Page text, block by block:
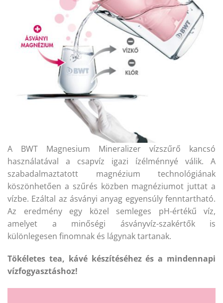
A BWT Magnesium Mineralizer vízszűrő kancsó
használatával a csapvíz igazi ízélménnyé válik. A
szabadalmaztatott magnézium technológiának
köszönhetően a szűrés közben magnéziumot juttat a
vízbe. Ezáltal az ásványi anyag egyensúly fenntartható.
Az eredmény egy közel semleges pH-értékű víz,
amelyet a minőségi ásványvíz-szakértők is
különlegesen finomnak és lágynak tartanak.
Tökéletes tea, kávé készítéséhez és a mindennapi
vízfogyasztáshoz!